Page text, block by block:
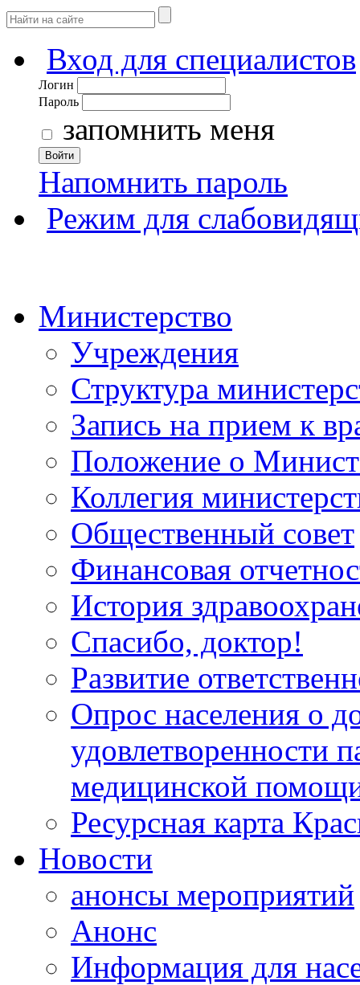
Вход для специалистов
Логин
Пароль
запомнить меня
Войти
Напомнить пароль
Режим для
Министерство
Учреждения
Структура
Запись на прием к
Положение о
Коллегия
Общественный совет
Финансовая
История
Спасибо, доктор!
Развитие
Опрос населения о
удовлетворенности
медицинской
Ресурсная карта
Новости
анонсы мероприятий
Анонс
Информация для